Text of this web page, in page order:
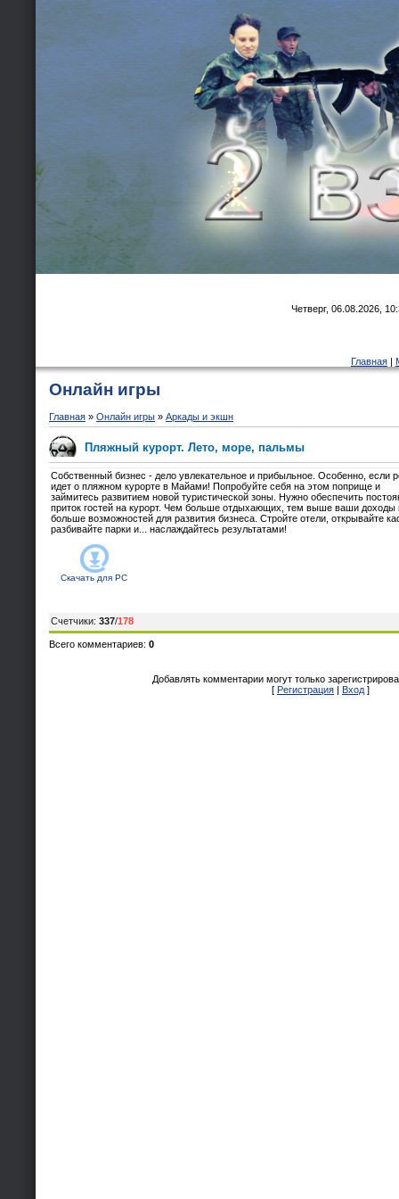
Четверг, 06.08.2026,
Главная
Онлайн игры
Главная » Онлайн игры » Аркады и экшн
Пляжный курорт. Лето, море, пальмы
Собственный бизнес - дело увлекательное и прибыльное. Особенно, если
идет о пляжном курорте в Майами! Попробуйте себя на этом поприще и
займитесь развитием новой туристической зоны. Нужно обеспечить
приток гостей на курорт. Чем больше отдыхающих, тем выше ваши доходы
больше возможностей для развития бизнеса. Стройте отели, открывайте
разбивайте парки и... наслаждайтесь результатами!
Скачать для PC
Счетчики: 337/178
Всего комментариев: 0
Добавлять комментарии могут только
[ Регистрация | Вход ]